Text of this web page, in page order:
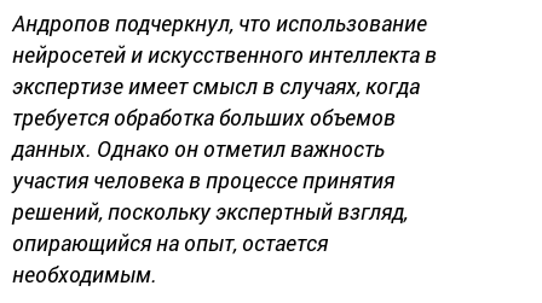
Андропов подчеркнул, что использование
нейросетей и искусственного интеллекта в
экспертизе имеет смысл в случаях, когда
требуется обработка больших объемов
данных. Однако он отметил важность
участия человека в процессе принятия
решений, поскольку экспертный взгляд,
опирающийся на опыт, остается
необходимым.